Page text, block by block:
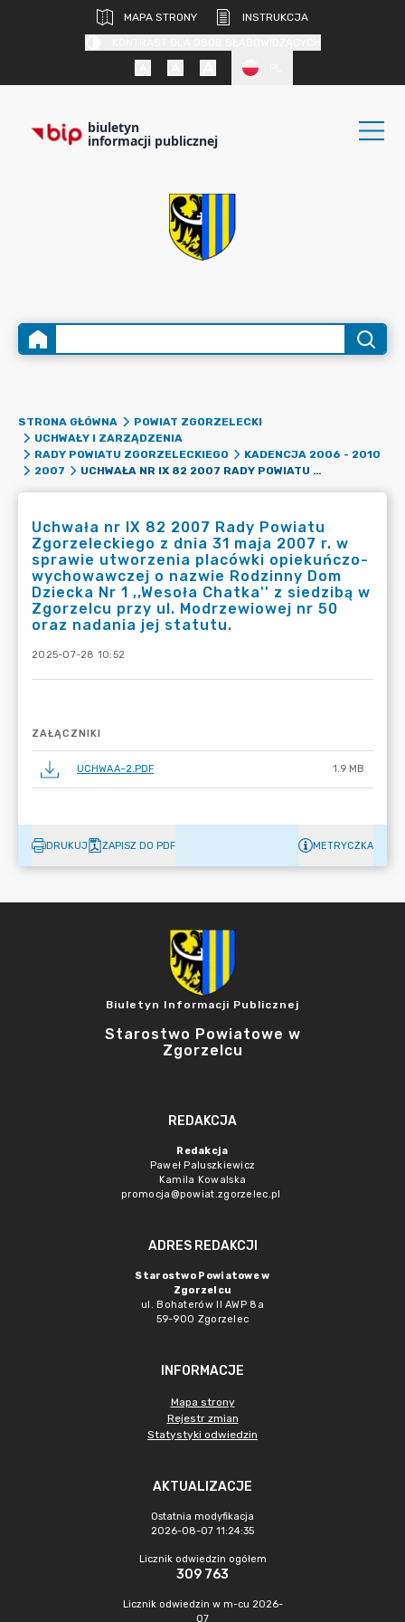
MAPA STRONY
INSTRUKCJA
biuletyn
informacji publicznej
STRONA GŁÓWNA
POWIAT ZGORZELECKI
UCHWAŁY I ZARZĄDZENIA
RADY POWIATU ZGORZELECKIEGO
KADENCJA 2006 - 2010
2007
UCHWAŁA NR IX 82 2007 RADY POWIATU ZGORZELECKIEGO Z DNIA 31 MAJA 2007 R. W SPRAWIE UTWORZENIA PLACÓWKI OPIEKUŃCZO-WYCHOWAWCZEJ O NAZWIE RODZINNY DOM DZIECKA NR 1 ,,WESOŁA CHATKA'' Z SIEDZIBĄ W ZGORZELCU PRZY UL. MODRZEWIOWEJ NR 50 ORAZ NADANIA JEJ STATUTU.
Uchwała nr IX 82 2007 Rady Powiatu
Zgorzeleckiego z dnia 31 maja 2007 r. w
sprawie utworzenia placówki opiekuńczo-
wychowawczej o nazwie Rodzinny Dom
Dziecka Nr 1 ,,Wesoła Chatka'' z siedzibą w
Zgorzelcu przy ul. Modrzewiowej nr 50
oraz nadania jej statutu.
2025-07-28 10:52
ZAŁĄCZNIKI
UCHWAA~2.PDF 1.9 MB
DRUKUJ ZAPISZ DO PDF METRYCZKA
Biuletyn Informacji Publicznej
Starostwo Powiatowe w
Zgorzelcu
REDAKCJA
Redakcja
Paweł Paluszkiewicz
Kamila Kowalska
promocja@powiat.zgorzelec.pl
ADRES REDAKCJI
Starostwo Powiatowe w
Zgorzelcu
ul. Bohaterów II AWP 8a
59-900 Zgorzelec
INFORMACJE
Mapa strony
Rejestr zmian
Statystyki odwiedzin
AKTUALIZACJE
Ostatnia modyfikacja
2026-08-07 11:24:35
Licznik odwiedzin ogółem
309 763
Licznik odwiedzin w m-cu 2026-
07